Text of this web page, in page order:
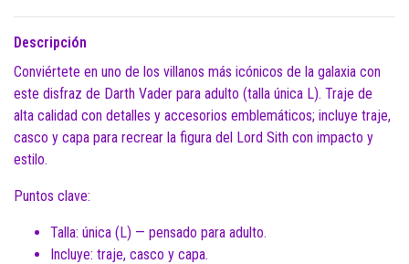
Descripción
Conviértete en uno de los villanos más icónicos de la galaxia con
este disfraz de Darth Vader para adulto (talla única L). Traje de
alta calidad con detalles y accesorios emblemáticos; incluye traje,
casco y capa para recrear la figura del Lord Sith con impacto y
estilo.
Puntos clave:
Talla: única (L) — pensado para adulto.
Incluye: traje, casco y capa.